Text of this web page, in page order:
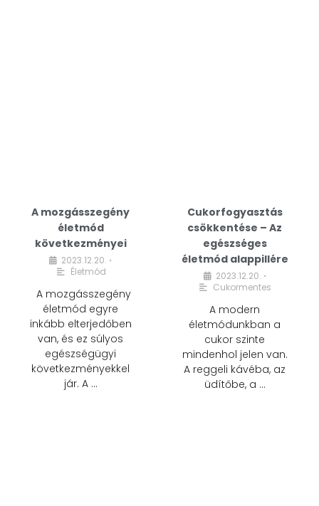
A mozgásszegény
életmód
következményei
2023.12.20. •
Életmód
A mozgásszegény
életmód egyre
inkább elterjedőben
van, és ez súlyos
egészségügyi
következményekkel
jár. A …
Cukorfogyasztás
csökkentése – Az
egészséges
életmód alappillére
2023.12.20. •
Cukormentes
A modern
életmódunkban a
cukor szinte
mindenhol jelen van.
A reggeli kávéba, az
üdítőbe, a …